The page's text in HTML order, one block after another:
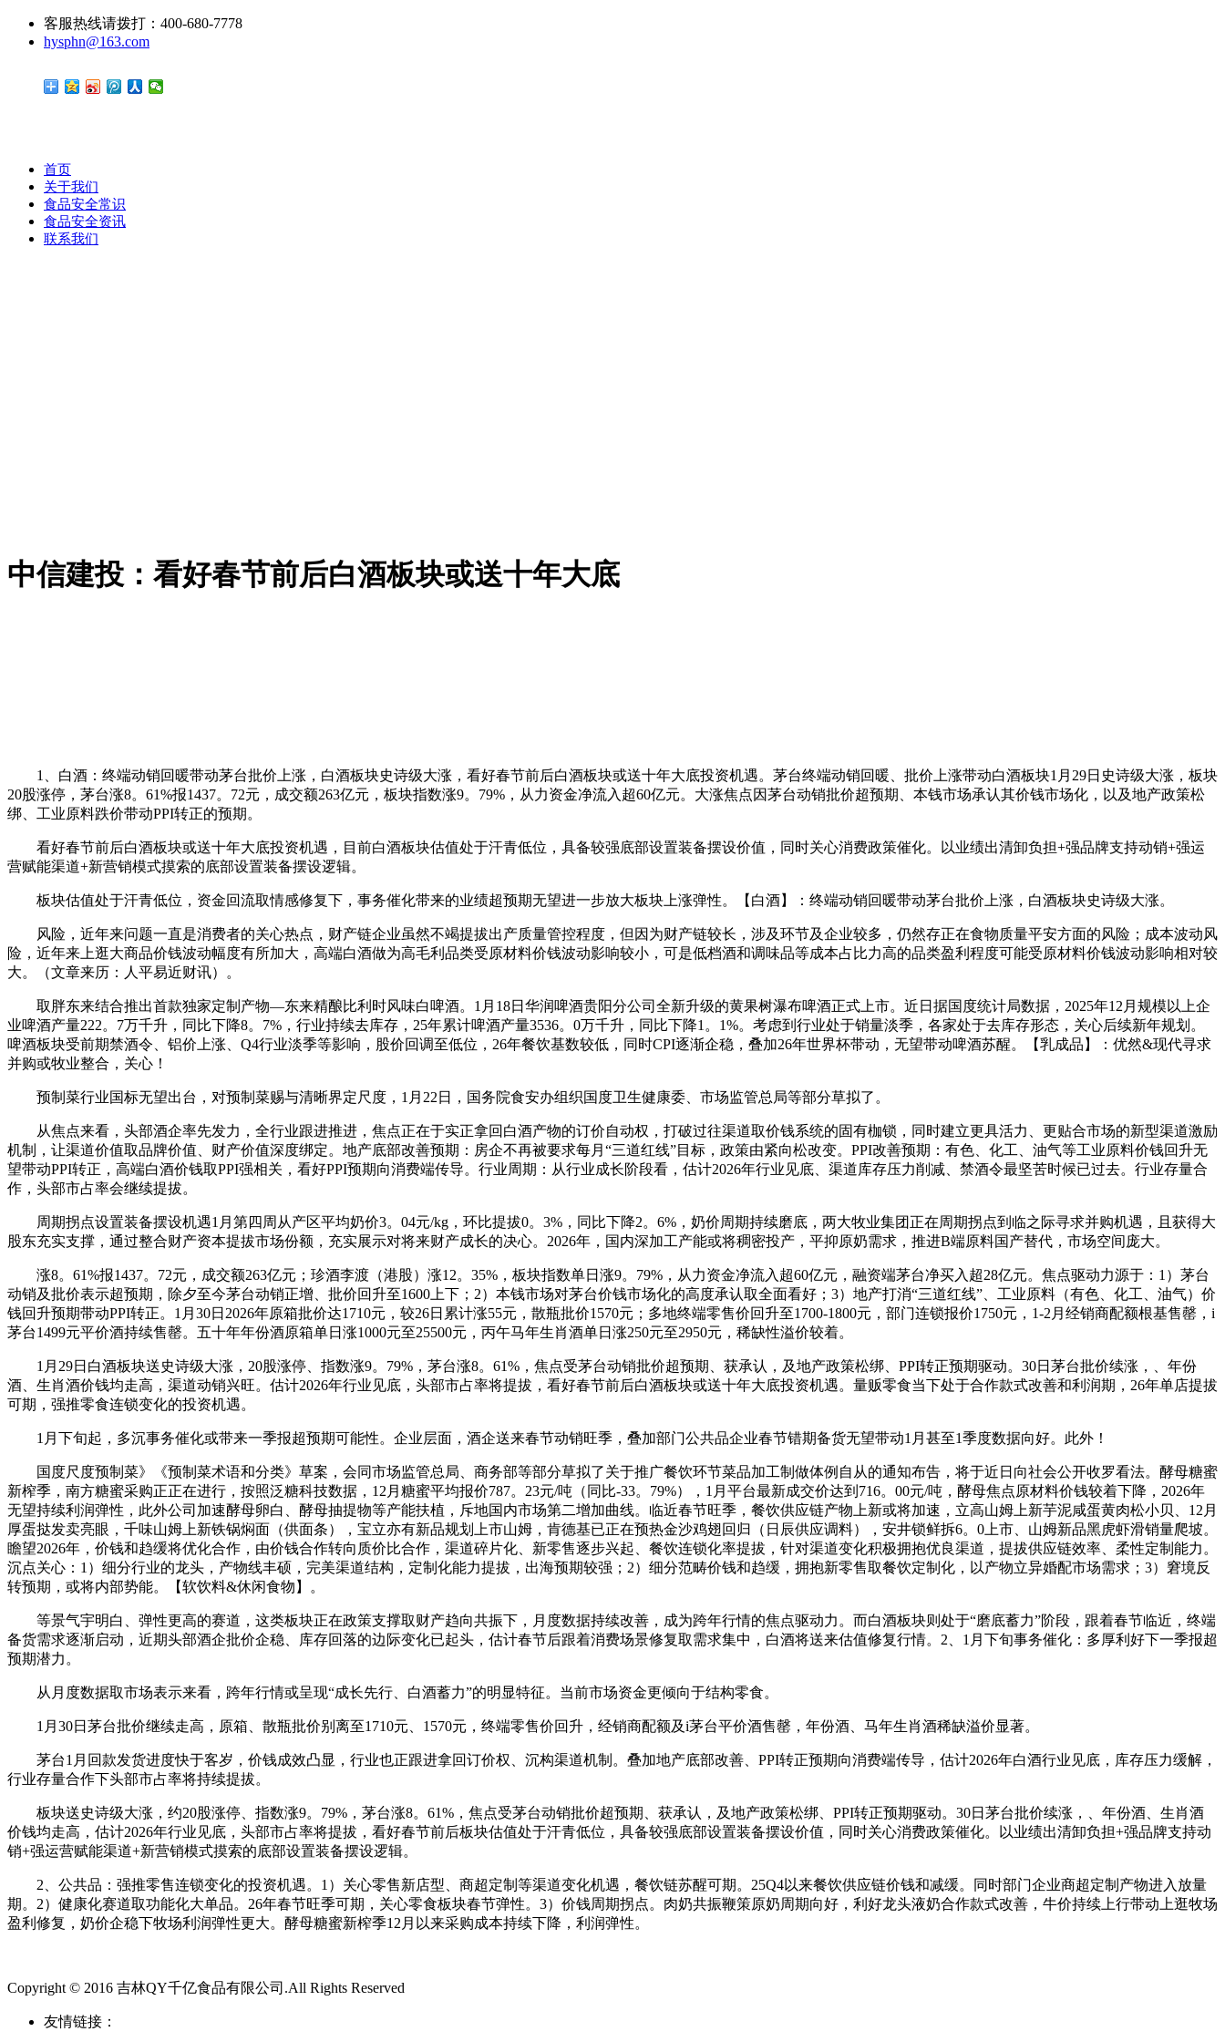
客服热线请拨打：400-680-7778
hysphn@163.com
首页
关于我们
食品安全常识
食品安全资讯
联系我们
中信建投：看好春节前后白酒板块或送十年大底
1、白酒：终端动销回暖带动茅台批价上涨，白酒板块史诗级大涨，看好春节前后白酒板块或送十年大底投资机遇。茅台终端动销回暖、批价上涨带动白酒板块1月29日史诗级大涨，板块
20股涨停，茅台涨8。61%报1437。72元，成交额263亿元，板块指数涨9。79%，从力资金净流入超60亿元。大涨焦点因茅台动销批价超预期、本钱市场承认其价钱市场化，以及地产政策松
绑、工业原料跌价带动PPI转正的预期。
看好春节前后白酒板块或送十年大底投资机遇，目前白酒板块估值处于汗青低位，具备较强底部设置装备摆设价值，同时关心消费政策催化。以业绩出清卸负担+强品牌支持动销+强运
营赋能渠道+新营销模式摸索的底部设置装备摆设逻辑。
板块估值处于汗青低位，资金回流取情感修复下，事务催化带来的业绩超预期无望进一步放大板块上涨弹性。【白酒】：终端动销回暖带动茅台批价上涨，白酒板块史诗级大涨。
风险，近年来问题一直是消费者的关心热点，财产链企业虽然不竭提拔出产质量管控程度，但因为财产链较长，涉及环节及企业较多，仍然存正在食物质量平安方面的风险；成本波动风
险，近年来上逛大商品价钱波动幅度有所加大，高端白酒做为高毛利品类受原材料价钱波动影响较小，可是低档酒和调味品等成本占比力高的品类盈利程度可能受原材料价钱波动影响相对较
大。（文章来历：人平易近财讯）。
取胖东来结合推出首款独家定制产物—东来精酿比利时风味白啤酒。1月18日华润啤酒贵阳分公司全新升级的黄果树瀑布啤酒正式上市。近日据国度统计局数据，2025年12月规模以上企
业啤酒产量222。7万千升，同比下降8。7%，行业持续去库存，25年累计啤酒产量3536。0万千升，同比下降1。1%。考虑到行业处于销量淡季，各家处于去库存形态，关心后续新年规划。
啤酒板块受前期禁酒令、铝价上涨、Q4行业淡季等影响，股价回调至低位，26年餐饮基数较低，同时CPI逐渐企稳，叠加26年世界杯带动，无望带动啤酒苏醒。【乳成品】：优然&现代寻求
并购或牧业整合，关心！
预制菜行业国标无望出台，对预制菜赐与清晰界定尺度，1月22日，国务院食安办组织国度卫生健康委、市场监管总局等部分草拟了。
从焦点来看，头部酒企率先发力，全行业跟进推进，焦点正在于实正拿回白酒产物的订价自动权，打破过往渠道取价钱系统的固有枷锁，同时建立更具活力、更贴合市场的新型渠道激励
机制，让渠道价值取品牌价值、财产价值深度绑定。地产底部改善预期：房企不再被要求每月“三道红线”目标，政策由紧向松改变。PPI改善预期：有色、化工、油气等工业原料价钱回升无
望带动PPI转正，高端白酒价钱取PPI强相关，看好PPI预期向消费端传导。行业周期：从行业成长阶段看，估计2026年行业见底、渠道库存压力削减、禁酒令最坚苦时候已过去。行业存量合
作，头部市占率会继续提拔。
周期拐点设置装备摆设机遇1月第四周从产区平均奶价3。04元/kg，环比提拔0。3%，同比下降2。6%，奶价周期持续磨底，两大牧业集团正在周期拐点到临之际寻求并购机遇，且获得大
股东充实支撑，通过整合财产资本提拔市场份额，充实展示对将来财产成长的决心。2026年，国内深加工产能或将稠密投产，平抑原奶需求，推进B端原料国产替代，市场空间庞大。
涨8。61%报1437。72元，成交额263亿元；珍酒李渡（港股）涨12。35%，板块指数单日涨9。79%，从力资金净流入超60亿元，融资端茅台净买入超28亿元。焦点驱动力源于：1）茅台
动销及批价表示超预期，除夕至今茅台动销正增、批价回升至1600上下；2）本钱市场对茅台价钱市场化的高度承认取全面看好；3）地产打消“三道红线”、工业原料（有色、化工、油气）价
钱回升预期带动PPI转正。1月30日2026年原箱批价达1710元，较26日累计涨55元，散瓶批价1570元；多地终端零售价回升至1700-1800元，部门连锁报价1750元，1-2月经销商配额根基售罄，i
茅台1499元平价酒持续售罄。五十年年份酒原箱单日涨1000元至25500元，丙午马年生肖酒单日涨250元至2950元，稀缺性溢价较着。
1月29日白酒板块送史诗级大涨，20股涨停、指数涨9。79%，茅台涨8。61%，焦点受茅台动销批价超预期、获承认，及地产政策松绑、PPI转正预期驱动。30日茅台批价续涨，、年份
酒、生肖酒价钱均走高，渠道动销兴旺。估计2026年行业见底，头部市占率将提拔，看好春节前后白酒板块或送十年大底投资机遇。量贩零食当下处于合作款式改善和利润期，26年单店提拔
可期，强推零食连锁变化的投资机遇。
1月下旬起，多沉事务催化或带来一季报超预期可能性。企业层面，酒企送来春节动销旺季，叠加部门公共品企业春节错期备货无望带动1月甚至1季度数据向好。此外！
国度尺度预制菜》《预制菜术语和分类》草案，会同市场监管总局、商务部等部分草拟了关于推广餐饮环节菜品加工制做体例自从的通知布告，将于近日向社会公开收罗看法。酵母糖蜜
新榨季，南方糖蜜采购正正在进行，按照泛糖科技数据，12月糖蜜平均报价787。23元/吨（同比-33。79%），1月平台最新成交价达到716。00元/吨，酵母焦点原材料价钱较着下降，2026年
无望持续利润弹性，此外公司加速酵母卵白、酵母抽提物等产能扶植，斥地国内市场第二增加曲线。临近春节旺季，餐饮供应链产物上新或将加速，立高山姆上新芋泥咸蛋黄肉松小贝、12月
厚蛋挞发卖亮眼，千味山姆上新铁锅焖面（供面条），宝立亦有新品规划上市山姆，肯德基已正在预热金沙鸡翅回归（日辰供应调料），安井锁鲜拆6。0上市、山姆新品黑虎虾滑销量爬坡。
瞻望2026年，价钱和趋缓将优化合作，由价钱合作转向质价比合作，渠道碎片化、新零售逐步兴起、餐饮连锁化率提拔，针对渠道变化积极拥抱优良渠道，提拔供应链效率、柔性定制能力。
沉点关心：1）细分行业的龙头，产物线丰硕，完美渠道结构，定制化能力提拔，出海预期较强；2）细分范畴价钱和趋缓，拥抱新零售取餐饮定制化，以产物立异婚配市场需求；3）窘境反
转预期，或将内部势能。【软饮料&休闲食物】。
等景气宇明白、弹性更高的赛道，这类板块正在政策支撑取财产趋向共振下，月度数据持续改善，成为跨年行情的焦点驱动力。而白酒板块则处于“磨底蓄力”阶段，跟着春节临近，终端
备货需求逐渐启动，近期头部酒企批价企稳、库存回落的边际变化已起头，估计春节后跟着消费场景修复取需求集中，白酒将送来估值修复行情。2、1月下旬事务催化：多厚利好下一季报超
预期潜力。
从月度数据取市场表示来看，跨年行情或呈现“成长先行、白酒蓄力”的明显特征。当前市场资金更倾向于结构零食。
1月30日茅台批价继续走高，原箱、散瓶批价别离至1710元、1570元，终端零售价回升，经销商配额及i茅台平价酒售罄，年份酒、马年生肖酒稀缺溢价显著。
茅台1月回款发货进度快于客岁，价钱成效凸显，行业也正跟进拿回订价权、沉构渠道机制。叠加地产底部改善、PPI转正预期向消费端传导，估计2026年白酒行业见底，库存压力缓解，
行业存量合作下头部市占率将持续提拔。
板块送史诗级大涨，约20股涨停、指数涨9。79%，茅台涨8。61%，焦点受茅台动销批价超预期、获承认，及地产政策松绑、PPI转正预期驱动。30日茅台批价续涨，、年份酒、生肖酒
价钱均走高，估计2026年行业见底，头部市占率将提拔，看好春节前后板块估值处于汗青低位，具备较强底部设置装备摆设价值，同时关心消费政策催化。以业绩出清卸负担+强品牌支持动
销+强运营赋能渠道+新营销模式摸索的底部设置装备摆设逻辑。
2、公共品：强推零售连锁变化的投资机遇。1）关心零售新店型、商超定制等渠道变化机遇，餐饮链苏醒可期。25Q4以来餐饮供应链价钱和减缓。同时部门企业商超定制产物进入放量
期。2）健康化赛道取功能化大单品。26年春节旺季可期，关心零食板块春节弹性。3）价钱周期拐点。肉奶共振鞭策原奶周期向好，利好龙头液奶合作款式改善，牛价持续上行带动上逛牧场
盈利修复，奶价企稳下牧场利润弹性更大。酵母糖蜜新榨季12月以来采购成本持续下降，利润弹性。
Copyright © 2016 吉林QY千亿食品有限公司.All Rights Reserved
友情链接：